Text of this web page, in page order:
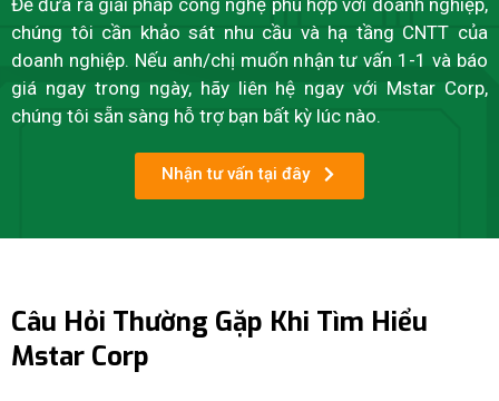
chúng tôi cần khảo sát nhu cầu và hạ tầng CNTT của
doanh nghiệp. Nếu anh/chị muốn nhận tư vấn 1-1 và báo
giá ngay trong ngày, hãy liên hệ ngay với Mstar Corp,
chúng tôi sẵn sàng hỗ trợ bạn bất kỳ lúc nào.
Nhận tư vấn tại đây
Câu Hỏi Thường Gặp Khi Tìm Hiểu
Mstar Corp